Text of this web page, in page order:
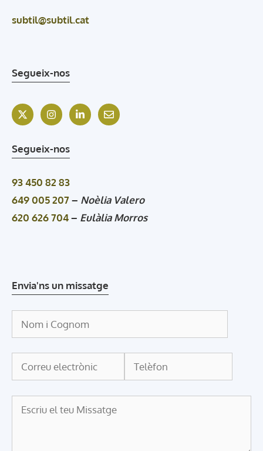
subtil@subtil.cat
Segueix-nos
Segueix-nos
93 450 82 83
649 005 207– Noèlia Valero
620 626 704– Eulàlia Morros
Envia'ns un missatge